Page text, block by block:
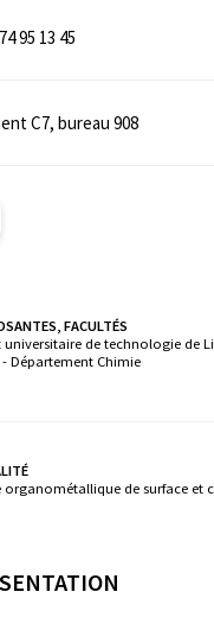
95 13 45
C7, bureau 908
vers la page Linkedin ( Nouvelle
FACULTÉS
universitaire de technologie de
- Département Chimie
organométallique de surface et